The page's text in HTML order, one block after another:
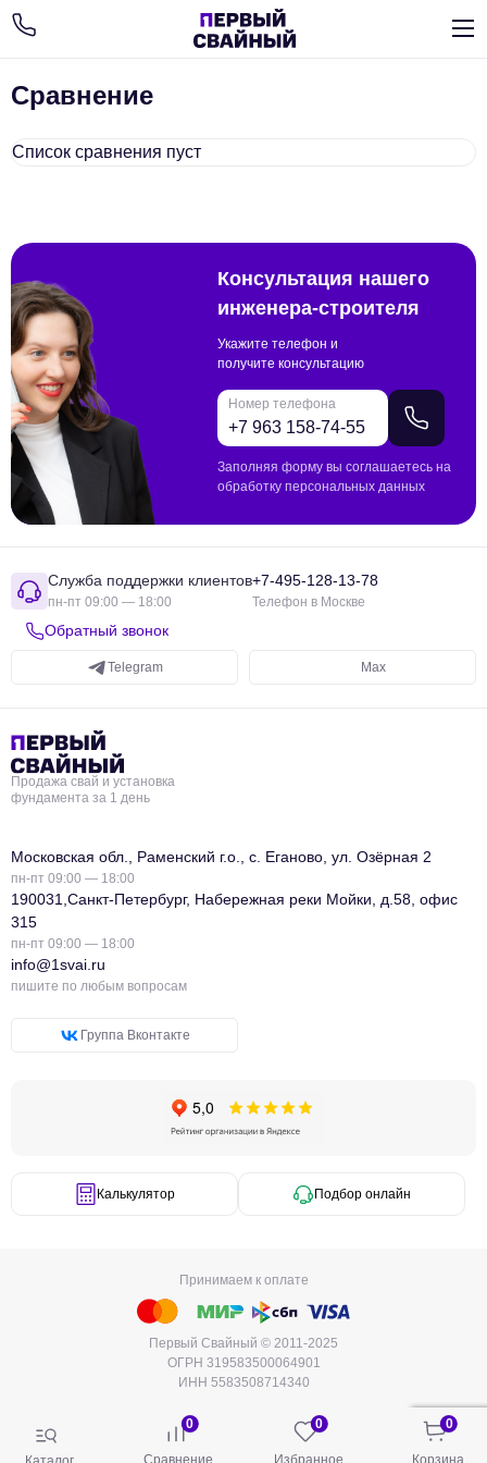
0
Сравнение
0
Избранное
0
Корзина
Сравнение
Список сравнения пуст
Консультация нашего
инженера-строителя
Укажите телефон и
получите консультацию
Номер телефона
Заполняя форму вы соглашаетесь на
обработку персональных данных
Служба поддержки клиентов
пн-пт 09:00 — 18:00
+7-495-128-13-78
Телефон в Москве
Telegram Max
Обратный звонок
Продажа свай и установка
фундамента за 1 день
Московская обл., Раменский г.о., с. Еганово, ул. Озёрная 2
пн-пт 09:00 — 18:00
190031,Санкт-Петербург, Набережная реки Мойки, д.58, офис
315
пн-пт 09:00 — 18:00
info@1svai.ru
пишите по любым вопросам
Группа Вконтакте
Калькулятор Подбор онлайн
Первый Свайный © 2011-2025
ОГРН 319583500064901
ИНН 5583508714340
Принимаем к оплате